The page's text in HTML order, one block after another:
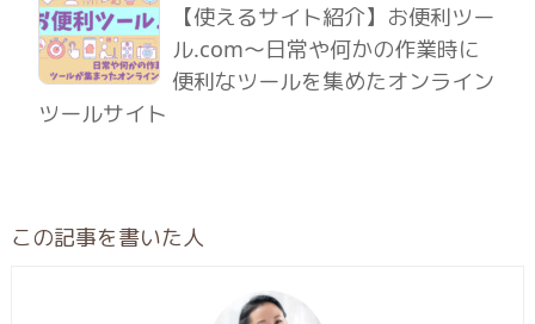
【使えるサイト紹介】お便利ツー
ル.com〜日常や何かの作業時に
便利なツールを集めたオンライン
ツールサイト
この記事を書いた人